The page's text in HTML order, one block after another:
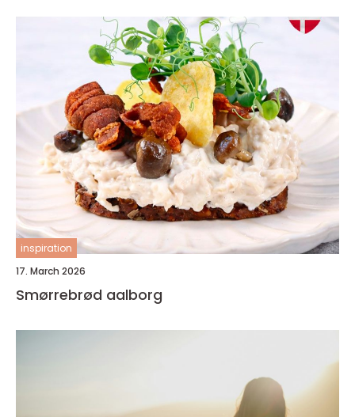
inspiration
17. March 2026
Smørrebrød aalborg